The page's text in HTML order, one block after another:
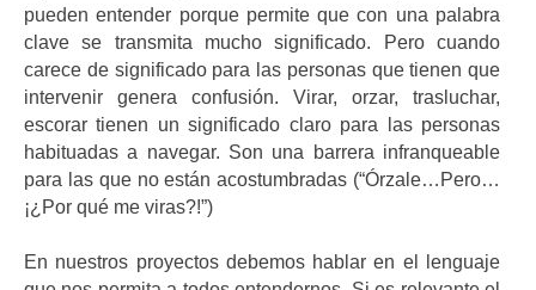
pueden entender porque permite que con una palabra
clave se transmita mucho significado. Pero cuando
carece de significado para las personas que tienen que
intervenir genera confusión. Virar, orzar, trasluchar,
escorar tienen un significado claro para las personas
habituadas a navegar. Son una barrera infranqueable
para las que no están acostumbradas (“Órzale…Pero…
¡¿Por qué me viras?!”)
En nuestros proyectos debemos hablar en el lenguaje